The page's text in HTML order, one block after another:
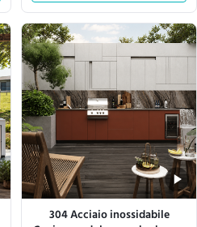
304 Acciaio inossidabile